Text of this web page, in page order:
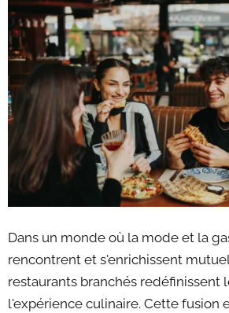
Dans un monde où la mode et la
rencontrent et s'enrichissent
restaurants branchés redéfinissent
l'expérience culinaire. Cette fusion